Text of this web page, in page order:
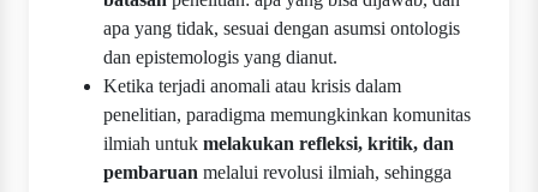
apa yang tidak, sesuai dengan asumsi ontologis
dan epistemologis yang dianut.
Ketika terjadi anomali atau krisis dalam
penelitian, paradigma memungkinkan komunitas
ilmiah untuk melakukan refleksi, kritik, dan
pembaruan melalui revolusi ilmiah, sehingga